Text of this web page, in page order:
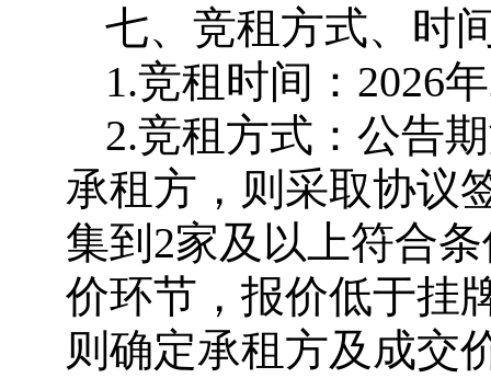
七、竞租方式、时
1.竞租时间：2026
2.竞租方式：公告
承租方，则采取协议
集到2家及以上符合
价环节，报价低于挂
则确定承租方及成交